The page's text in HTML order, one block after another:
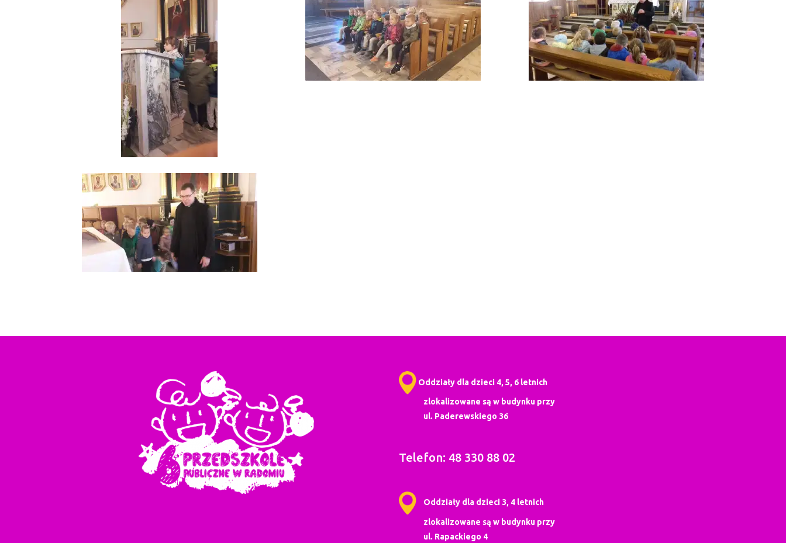
Oddziały dla dzieci 4, 5, 6 letnich
zlokalizowane są w budynku przy
ul. Paderewskiego 36
Telefon: 48 330 88 02
Oddziały dla dzieci 3, 4 letnich
zlokalizowane są w budynku przy
ul. Rapackiego 4